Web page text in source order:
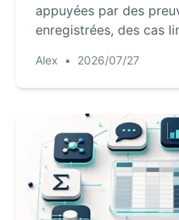
appuyées par des
enregistrées, des cas
réutilisable.
Alex • 2026/07/27